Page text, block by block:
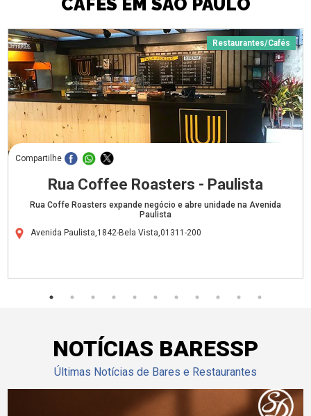
Restaurantes/Cafés
Compartilhe
Rua Coffee Roasters - Paulista
Rua Coffe Roasters expande negócio e abre unidade na Avenida
Paulista
Avenida Paulista,1842-Bela Vista,01311-200
NOTÍCIAS BARESSP
Últimas Notícias de Bares e Restaurantes